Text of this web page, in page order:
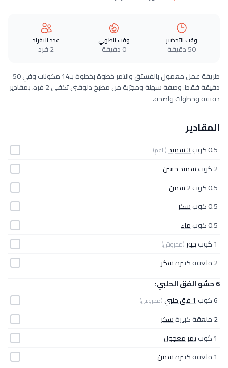
وقت التحضير
50 دقيقة
وقت الطهي
0 دقيقة
عدد الافراد
2 فرد
طريقة عمل معمول بالفستق والتمر خطوة بخطوة بـ14 مكونات وفي 50
دقيقة فقط. وصفة سهلة ومجرّبة من مطبخ دلوقتي تكفي 2 فرد، بمقادير
دقيقة وخطوات واضحة.
المقادير
0.5 كوب 3 سميد (ناعم)
2 كوب
سميد خشن
0.5 كوب
2 سمن
0.5 كوب
سكر
0.5 كوب
ماء
1 كوب
جوز (مجروش)
2 ملعقة كبيرة
سكر
6 حشو الفق الحلبي:
6 كوب
1 فق حلبي (مجروش)
2 ملعقة كبيرة
سكر
1 كوب
تمر معجون
1 ملعقة كبيرة
سمن